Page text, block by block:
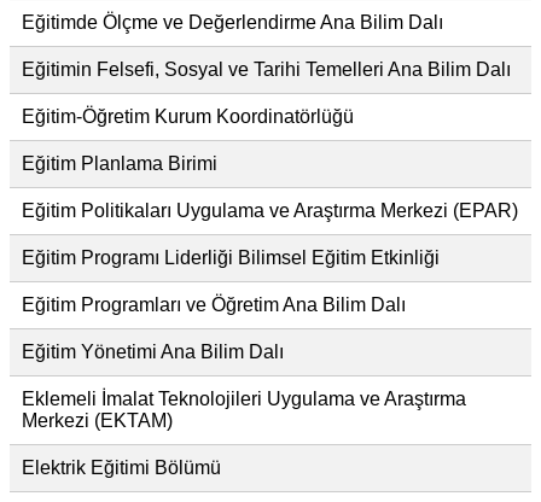
Eğitimde Ölçme ve Değerlendirme Ana Bilim Dalı
Eğitimin Felsefi, Sosyal ve Tarihi Temelleri Ana Bilim Dalı
Eğitim-Öğretim Kurum Koordinatörlüğü
Eğitim Planlama Birimi
Eğitim Politikaları Uygulama ve Araştırma Merkezi (EPAR)
Eğitim Programı Liderliği Bilimsel Eğitim Etkinliği
Eğitim Programları ve Öğretim Ana Bilim Dalı
Eğitim Yönetimi Ana Bilim Dalı
Eklemeli İmalat Teknolojileri Uygulama ve Araştırma
Merkezi (EKTAM)
Elektrik Eğitimi Bölümü